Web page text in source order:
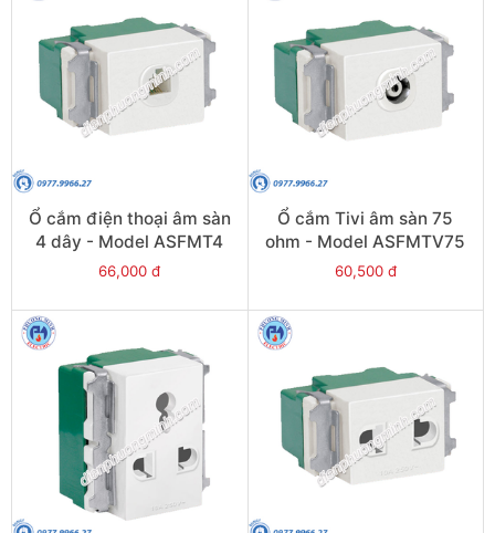
Ổ cắm điện thoại âm sàn
4 dây - Model ASFMT4
66,000 đ
Ổ cắm Tivi âm sàn 75
ohm - Model ASFMTV75
60,500 đ